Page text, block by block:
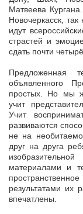
Матвеева
Новочеркасск,
идут
страстей и
сдать почти
Предложенная
объявленного
простых. Но мы
учит
Учит
развиваются
не на
друг на друга
материалами и
результатами их
впечатлены.